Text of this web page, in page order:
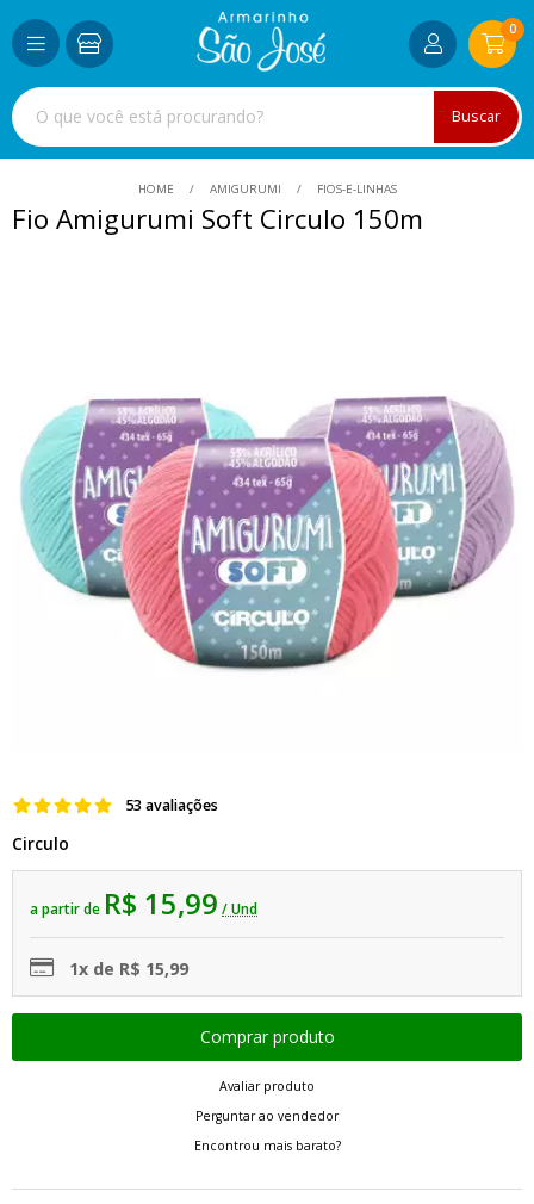
Buscar
0
HOME AMIGURUMI FIOS-E-LINHAS
Fio Amigurumi Soft Circulo 150m
53 avaliações
Circulo
a partir de R$ 15,99 / Und
1x de R$ 15,99
Avaliar produto
Perguntar ao vendedor
Encontrou mais barato?